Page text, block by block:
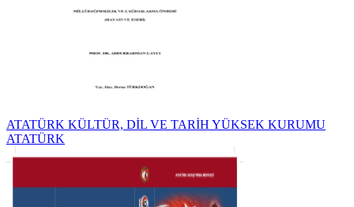
ATATÜRK KÜLTÜR, DİL VE TARİH YÜKSEK KURUMU
ATATÜRK